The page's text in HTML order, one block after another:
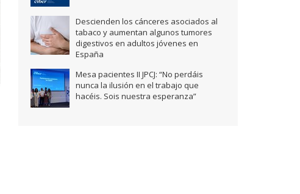
Descienden los cánceres asociados al
tabaco y aumentan algunos tumores
digestivos en adultos jóvenes en
España
Mesa pacientes II JPCJ: “No perdáis
nunca la ilusión en el trabajo que
hacéis. Sois nuestra esperanza”